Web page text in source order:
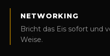
NETWORKING
Bricht das Eis sofort und
Weise.